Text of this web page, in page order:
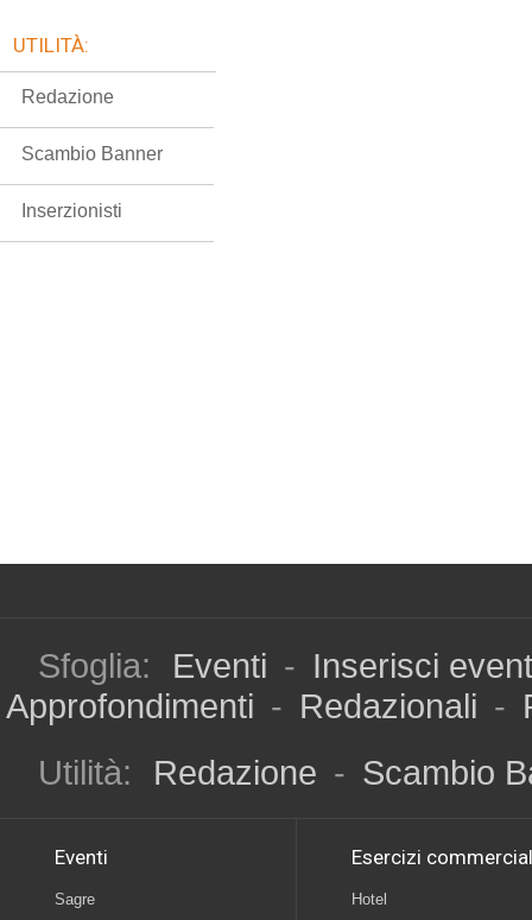
UTILITÀ:
Redazione
Scambio Banner
Inserzionisti
Sfoglia: Eventi - Inserisci
Approfondimenti - Redazionali -
Utilità:
Redazione - Scambio
Eventi
Sagre
Esercizi
Hotel